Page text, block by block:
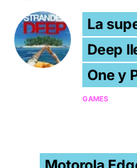
La
Deep
One y
GAMES